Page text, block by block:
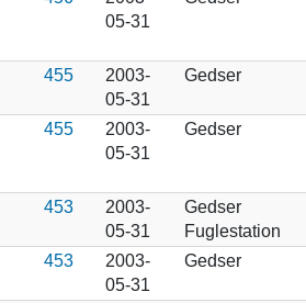
05-31
455
2003-
05-31
Gedser
455
2003-
05-31
Gedser
453
2003-
05-31
Gedser
Fuglestation
453
2003-
05-31
Gedser